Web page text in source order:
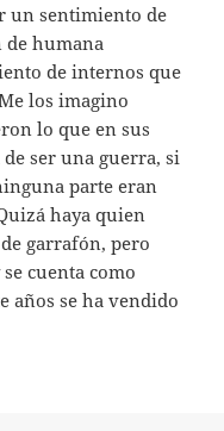
un sentimiento de
de humana
de internos que
los imagino
lo que en sus
ser una guerra, si
parte eran
haya quien
garrafón, pero
cuenta como
años se ha vendido